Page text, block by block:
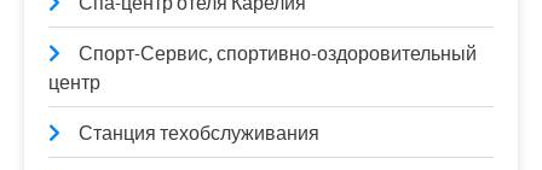
Спорт-Сервис, спортивно-оздоровительный
центр
Станция техобслуживания